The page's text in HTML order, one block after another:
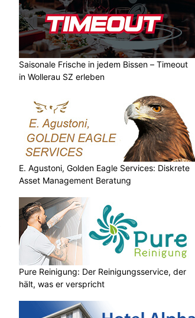
Saisonale Frische in jedem Bissen – Timeout
in Wollerau SZ erleben
E. Agustoni, Golden Eagle Services: Diskrete
Asset Management Beratung
Pure Reinigung: Der Reinigungsservice, der
hält, was er verspricht